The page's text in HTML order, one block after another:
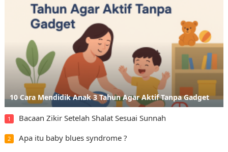
10 Cara Mendidik Anak 3 Tahun Agar Aktif Tanpa Gadget
1 Bacaan Zikir Setelah Shalat Sesuai Sunnah
2 Apa itu baby blues syndrome ?